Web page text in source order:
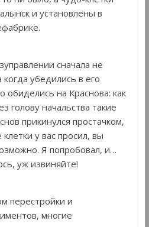
и установлены в
сначала не
убедились в его
обиделись на Краснова: как
голову начальства такие
прикинулся простачком,
у вас просил, вы
Я попробовал, и…
уж извиняйте!
перестройки и
многие